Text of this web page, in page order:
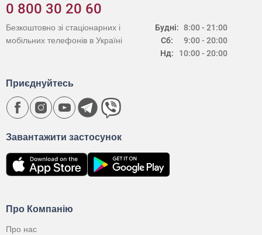
0 800 30 20 60
Будні:
Сб:
Нд:
8:00 - 21:00
9:00 - 20:00
10:00 - 20:00
Безкоштовно зі стаціонарних і
мобільних телефонів в Україні
Про Компанію
Про нас
Завантажити застосунок
Приєднуйтесь